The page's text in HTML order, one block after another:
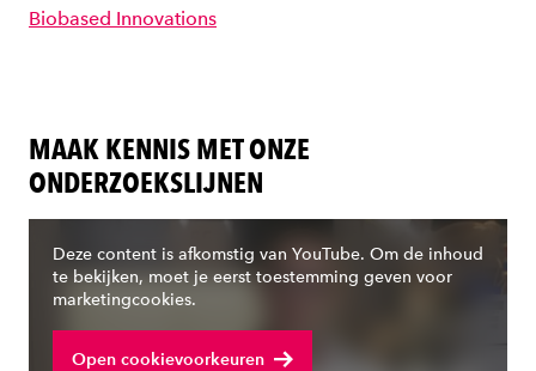
Biobased Innovations
MAAK KENNIS MET ONZE
ONDERZOEKSLIJNEN
Deze content is afkomstig van YouTube. Om de inhoud
te bekijken, moet je eerst toestemming geven voor
marketingcookies.
Open cookievoorkeuren